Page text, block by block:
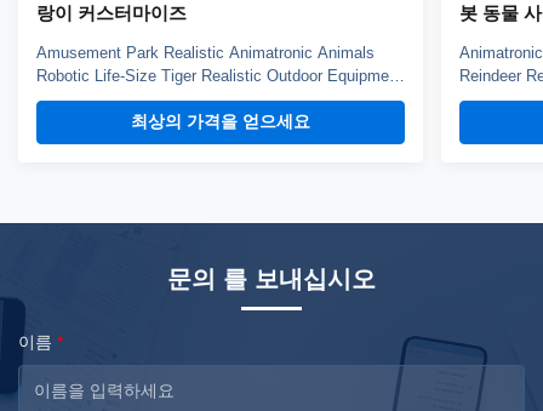
랑이 커스터마이즈
Amusement Park Realistic Animatronic Animals
Robotic Life-Size Tiger Realistic Outdoor Equipment
Product description Application Amusement park;
Musement; Education models; Decoration
equipments; Festival exhibition and so on. Material
최상의 가격을 얻으세요
봇 동물
Reindeer
robot
animals,
문의 를 보내십시오
이름 *